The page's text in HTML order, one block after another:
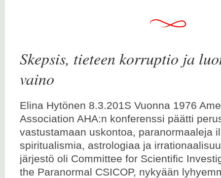
Skepsis, tieteen korruptio ja
vaino
Elina Hytönen 8.3.201S Vuonna 1976
Association AHA:n konferenssi päätti
vastustamaan uskontoa, paranormaaleja
spiritualismia, astrologiaa ja
järjestö oli Committee for Scientific
the Paranormal CSICOP, nykyään